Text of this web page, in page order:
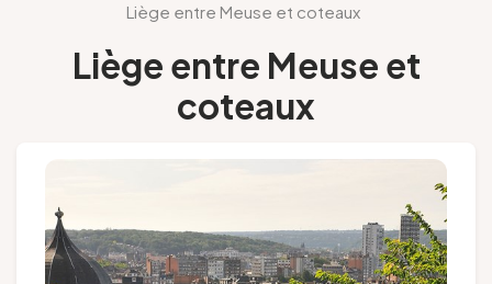
Préparer son séjour
Suivez-nous
Liège entre Meuse et coteaux
Liège entre Meuse et
coteaux